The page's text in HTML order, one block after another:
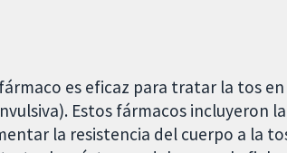
es eficaz para tratar la tos
Estos fármacos incluyeron
la resistencia del cuerpo a la